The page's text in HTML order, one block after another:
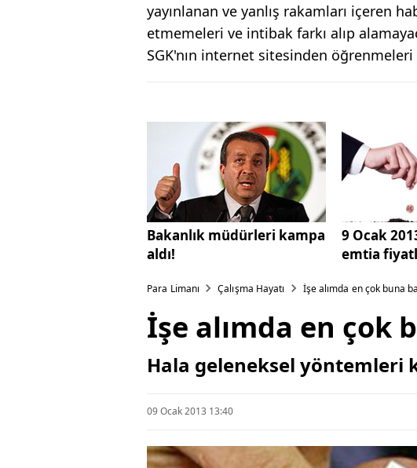
yayınlanan ve yanlış rakamları içeren
etmemeleri ve intibak farkı alıp
SGK'nın internet sitesinden
Bakanlık müdürleri kampa
aldı!
9 Ocak
emtia
Para Limanı Çalışma Hayatı İşe alımda en çok buna
İşe alımda en çok
Hala geleneksel yöntemleri
09 Ocak 2013 13:40